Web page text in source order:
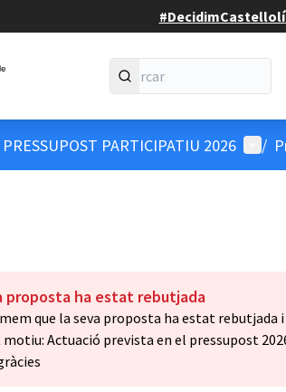
#DecidimCastellolí
PRESSUPOST PARTICIPATIU 2026 Menú
/
proposta ha estat rebutjada
que la seva proposta ha estat rebutjada
Actuació prevista en el pressupost